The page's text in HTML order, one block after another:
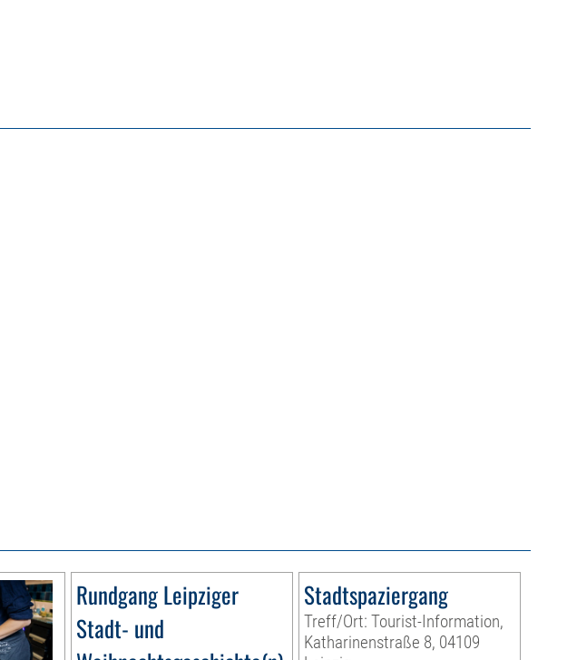
Rundgang Leipziger
Stadt- und
Stadtspaziergang
Treff/Ort: Tourist-Information,
Katharinenstraße 8, 04109